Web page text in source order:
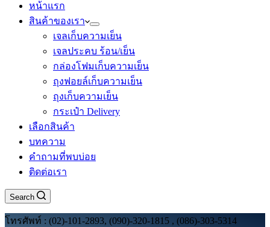
หน้าแรก
สินค้าของเรา
เจลเก็บความเย็น
เจลประคบ ร้อน/เย็น
กล่องโฟมเก็บความเย็น
ถุงฟอยล์เก็บความเย็น
ถุงเก็บความเย็น
กระเป๋า Delivery
เลือกสินค้า
บทความ
คำถามที่พบบ่อย
ติดต่อเรา
Search
โทรศัพท์ : (02)-101-2893, (090)-320-1815 , (086)-303-5314